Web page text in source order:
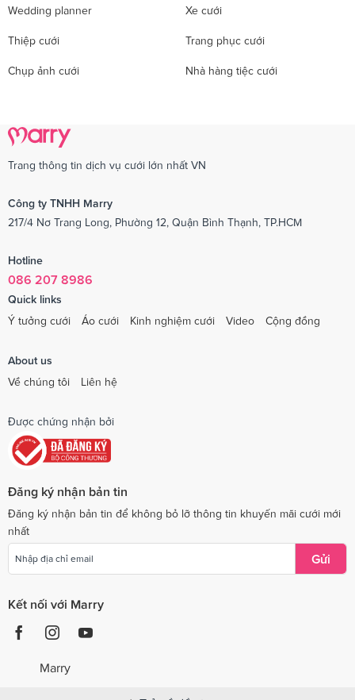
Wedding planner Xe cưới
Thiệp cưới Trang phục cưới
Chụp ảnh cưới Nhà hàng tiệc cưới
Trang thông tin dịch vụ cưới lớn nhất VN
Công ty TNHH Marry
217/4 Nơ Trang Long, Phường 12, Quận Bình Thạnh, TP.HCM
Hotline
086 207 8986
Quick links
Ý tưởng cưới
Áo cưới Kinh nghiệm cưới Video Cộng đồng
About us
Về chúng tôi
Liên hệ
Được chứng nhận bởi
Đăng ký nhận bản tin
Đăng ký nhận bản tin để không bỏ lỡ thông tin khuyến mãi cưới mới
nhất
Gửi
Kết nối với Marry
Marry